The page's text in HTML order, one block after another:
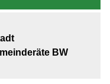
BW